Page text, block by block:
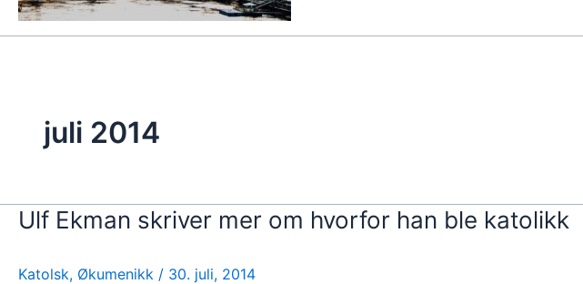
juli 2014
Ulf Ekman skriver mer om hvorfor han ble katolikk
Katolsk, Økumenikk / 30. juli, 2014